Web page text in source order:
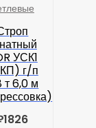
УСК1
г/п
т 6,0 м
1826